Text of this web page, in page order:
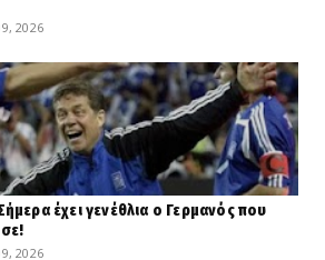
2026
έχει γενέθλια ο Γερμανός που
2026